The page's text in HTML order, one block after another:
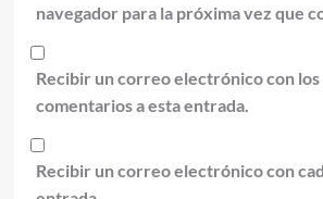
navegador para la próxima vez que
Recibir un correo electrónico con los
comentarios a esta entrada.
Recibir un correo electrónico con